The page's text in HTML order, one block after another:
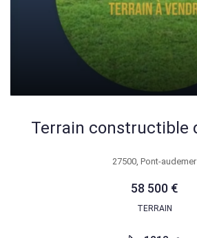
27500, Pont-audemer
58 500 €
TERRAIN